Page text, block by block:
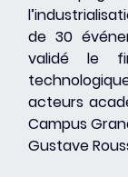
de 30
validé le
acteurs
Campus
Gustave